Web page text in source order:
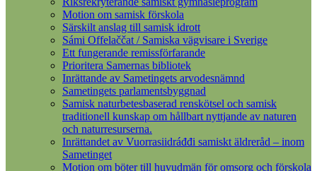
Motion om samisk förskola
Särskilt anslag till samisk idrott
Sámi Offelaččat / Samiska vägvisare i Sverige
Ett fungerande remissförfarande
Prioritera Samernas bibliotek
Inrättande av Sametingets arvodesnämnd
Sametingets parlamentsbyggnad
Samisk naturbetesbaserad renskötsel och samisk
traditionell kunskap om hållbart nyttjande av naturen
och naturresurserna.
Inrättandet av Vuorrasiidráđđi samiskt äldreråd – inom
Sametinget
Motion om böter till huvudmän för omsorg och förskola